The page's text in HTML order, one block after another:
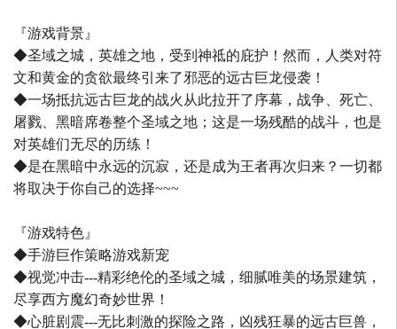
『游戏背景』
◆圣域之城，英雄之地，受到神祗的庇护！然而，人类对符
文和黄金的贪欲最终引来了邪恶的远古巨龙侵袭！
◆一场抵抗远古巨龙的战火从此拉开了序幕，战争、死亡、
屠戮、黑暗席卷整个圣域之地；这是一场残酷的战斗，也是
对英雄们无尽的历练！
◆是在黑暗中永远的沉寂，还是成为王者再次归来？一切都
将取决于你自己的选择~~~
『游戏特色』
◆手游巨作策略游戏新宠
◆视觉冲击---精彩绝伦的圣域之城，细腻唯美的场景建筑，
尽享西方魔幻奇妙世界！
◆心脏剧震---无比刺激的探险之路，凶残狂暴的远古巨兽，